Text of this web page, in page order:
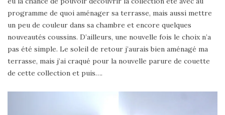
programme de quoi aménager sa terrasse, mais aussi mettre
un peu de couleur dans sa chambre et encore quelques
nouveautés coussins. D’ailleurs, une nouvelle fois le choix n’a
pas été simple. Le soleil de retour j’aurais bien aménagé ma
terrasse, mais j’ai craqué pour la nouvelle parure de couette
de cette collection et puis….